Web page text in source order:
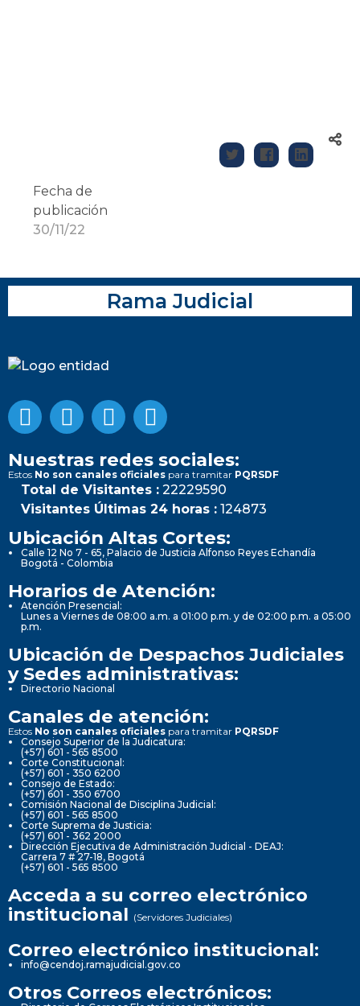
Fecha de
publicación
30/11/22
Rama Judicial
Nuestras redes sociales:
Estos No son canales oficiales para tramitar PQRSDF
Total de Visitantes : 22229590
Visitantes Últimas 24 horas : 124873
Ubicación Altas Cortes:
Calle 12 No 7 - 65, Palacio de Justicia Alfonso Reyes Echandía
Bogotá - Colombia
Horarios de Atención:
Atención Presencial:
Lunes a Viernes de 08:00 a.m. a 01:00 p.m. y de 02:00 p.m. a 05:00
p.m.
Ubicación de Despachos Judiciales
y Sedes administrativas:
Directorio Nacional
Canales de atención:
Estos No son canales oficiales para tramitar PQRSDF
Consejo Superior de la Judicatura:
(+57) 601 - 565 8500
Corte Constitucional:
(+57) 601 - 350 6200
Consejo de Estado:
(+57) 601 - 350 6700
Comisión Nacional de Disciplina Judicial:
(+57) 601 - 565 8500
Corte Suprema de Justicia:
(+57) 601 - 362 2000
Dirección Ejecutiva de Administración Judicial - DEAJ:
Carrera 7 # 27-18, Bogotá
(+57) 601 - 565 8500
Acceda a su correo electrónico
institucional (Servidores Judiciales)
Correo electrónico institucional:
info@cendoj.ramajudicial.gov.co
Otros Correos electrónicos: